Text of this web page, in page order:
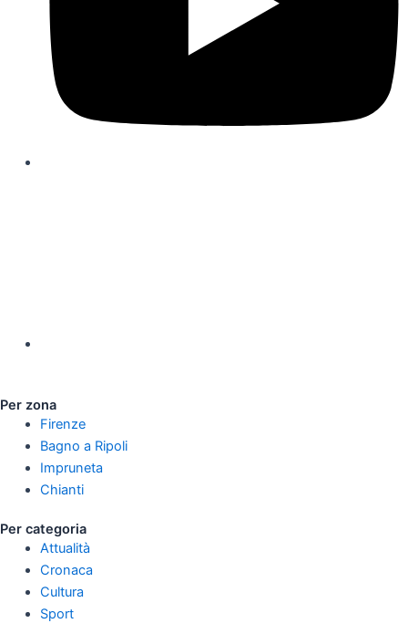
Per zona
Firenze
Bagno a Ripoli
Impruneta
Chianti
Per categoria
Attualità
Cronaca
Cultura
Sport